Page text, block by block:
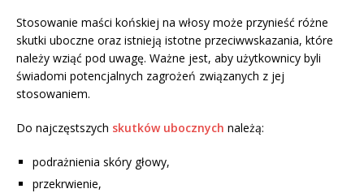
Stosowanie maści końskiej na włosy może przynieść różne
skutki uboczne oraz istnieją istotne przeciwwskazania, które
należy wziąć pod uwagę. Ważne jest, aby użytkownicy byli
świadomi potencjalnych zagrożeń związanych z jej
stosowaniem.
Do najczęstszych skutków ubocznych należą:
podrażnienia skóry głowy,
przekrwienie,